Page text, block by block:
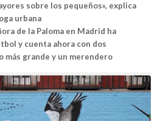
sobre los pequeños», explica
urbana
de la Paloma en Madrid ha
y cuenta ahora con dos
más grande y un merendero